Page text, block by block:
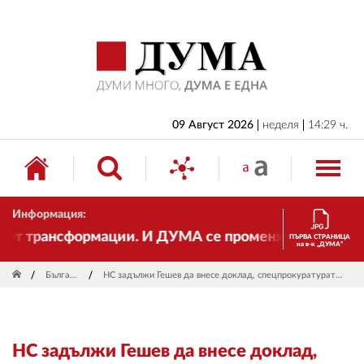
09 Август 2026 неделя 14:29 ч.
Информация:
И ДУМА се променя и ставаПЪРВА СТРАНИЦА
на в-к „ДУМА“
България НС задължи Гешев да внесе доклад, спецпрокуратурата отказа
НС задължи Гешев да внесе доклад,
БЪЛГАРИЯ
ИКОНОМИКА
ИЗБОРИ
СВЯТ
ДРУГИ